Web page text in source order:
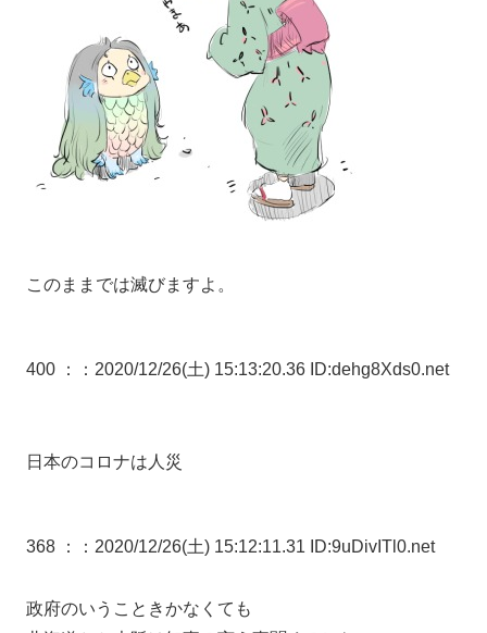
このままでは滅びますよ。
400 ： ：2020/12/26(土) 15:13:20.36 ID:dehg8Xds0.net
日本のコロナは人災
368 ： ：2020/12/26(土) 15:12:11.31 ID:9uDivITl0.net
政府のいうこときかなくても